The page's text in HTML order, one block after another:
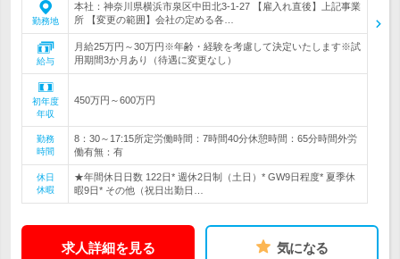
勤務地
本社：神奈川県横浜市泉区中田北3-1-27 【雇入れ直後】上記事業
所 【変更の範囲】会社の定める各…
給与
月給25万円～30万円※年齢・経験を考慮して決定いたします※試
用期間3か月あり（待遇に変更なし）
初年度
年収
450万円～600万円
勤務
時間
8：30～17:15所定労働時間：7時間40分休憩時間：65分時間外労
働有無：有
休日
休暇
★年間休日日数 122日* 週休2日制（土日）* GW9日程度* 夏季休
暇9日* その他（祝日出勤日…
求人詳細を見る 気になる